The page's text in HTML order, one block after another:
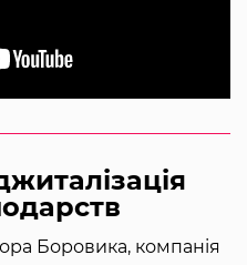
Боровика, компанія